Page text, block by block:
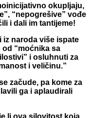
okupljaju,
“nepogrešive” vođe
i dali im tantijeme!
iz naroda više ispate
“moćnika sa
i osluhnuti za
i veličinu.”
začude, pa kome za
ga i aplaudirali
li ova silovitost koja